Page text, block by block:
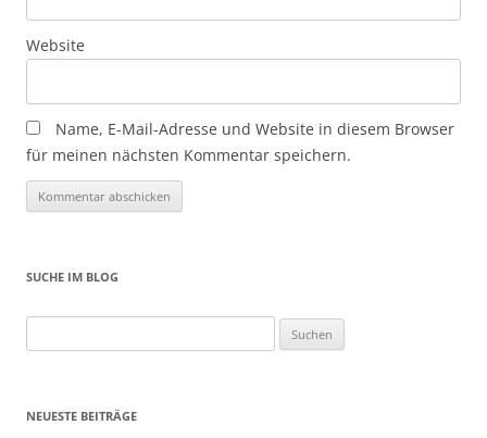
Website
Name, E-Mail-Adresse und Website in diesem Browser
für meinen nächsten Kommentar speichern.
SUCHE IM BLOG
nach:
NEUESTE BEITRÄGE